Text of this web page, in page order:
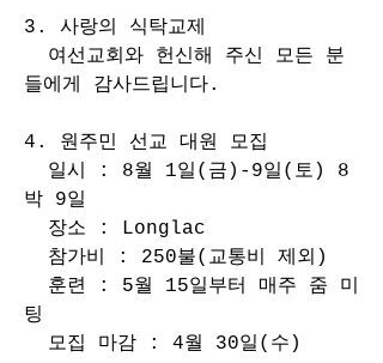
3. 사랑의 식탁교제
여선교회와 헌신해 주신 모든 분
들에게 감사드립니다.
4. 원주민 선교 대원 모집
일시 : 8월 1일(금)-9일(토) 8
박 9일
장소 : Longlac
참가비 : 250불(교통비 제외)
훈련 : 5월 15일부터 매주 줌 미
팅
모집 마감 : 4월 30일(수)